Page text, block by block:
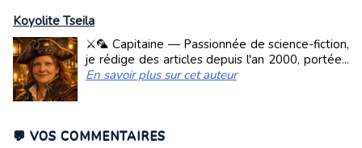
Koyolite Tseila
⚔️🦜 Capitaine — Passionnée de science-fiction,
je rédige des articles depuis l'an 2000, portée...
En savoir plus sur cet auteur
💬 VOS COMMENTAIRES